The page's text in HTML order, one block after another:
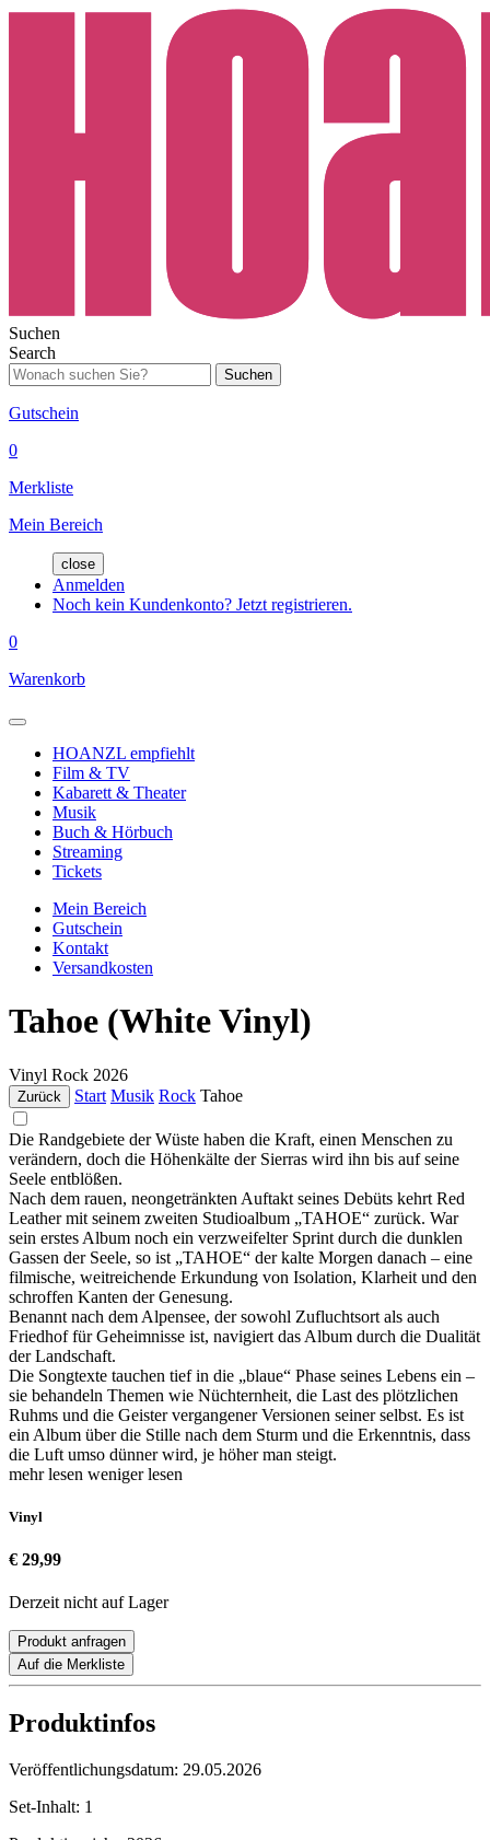
Suchen
Search
Suchen
Gutschein
0
Merkliste
Mein Bereich
close
Anmelden
Noch kein Kundenkonto? Jetzt registrieren.
0
Warenkorb
HOANZL empfiehlt
Film & TV
Kabarett & Theater
Musik
Buch & Hörbuch
Streaming
Tickets
Mein Bereich
Gutschein
Kontakt
Versandkosten
Tahoe (White Vinyl)
Vinyl Rock 2026
Zurück Start Musik Rock Tahoe
Die Randgebiete der Wüste haben die Kraft, einen Menschen zu
verändern, doch die Höhenkälte der Sierras wird ihn bis auf seine
Seele entblößen.
Nach dem rauen, neongetränkten Auftakt seines Debüts kehrt Red
Leather mit seinem zweiten Studioalbum „TAHOE“ zurück. War
sein erstes Album noch ein verzweifelter Sprint durch die dunklen
Gassen der Seele, so ist „TAHOE“ der kalte Morgen danach – eine
filmische, weitreichende Erkundung von Isolation, Klarheit und den
schroffen Kanten der Genesung.
Benannt nach dem Alpensee, der sowohl Zufluchtsort als auch
Friedhof für Geheimnisse ist, navigiert das Album durch die Dualität
der Landschaft.
Die Songtexte tauchen tief in die „blaue“ Phase seines Lebens ein –
sie behandeln Themen wie Nüchternheit, die Last des plötzlichen
Ruhms und die Geister vergangener Versionen seiner selbst. Es ist
ein Album über die Stille nach dem Sturm und die Erkenntnis, dass
die Luft umso dünner wird, je höher man steigt.
mehr lesen weniger lesen
Vinyl
€ 29,99
Derzeit nicht auf Lager
Produkt anfragen
Auf die Merkliste
Produktinfos
Veröffentlichungsdatum: 29.05.2026
Set-Inhalt: 1